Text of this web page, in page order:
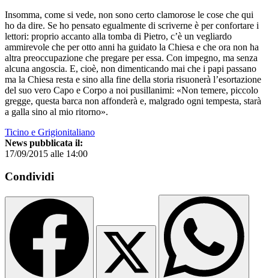
Insomma, come si vede, non sono certo clamorose le cose che qui
ho da dire. Se ho pensato egualmente di scriverne è per confortare i
lettori: proprio accanto alla tomba di Pietro, c’è un vegliardo
ammirevole che per otto anni ha guidato la Chiesa e che ora non ha
altra preoccupazione che pregare per essa. Con impegno, ma senza
alcuna angoscia. E, cioè, non dimenticando mai che i papi passano
ma la Chiesa resta e sino alla fine della storia risuonerà l’esortazione
del suo vero Capo e Corpo a noi pusillanimi: «Non temere, piccolo
gregge, questa barca non affonderà e, malgrado ogni tempesta, starà
a galla sino al mio ritorno».
Ticino e Grigionitaliano
News pubblicata il:
17/09/2015 alle 14:00
Condividi